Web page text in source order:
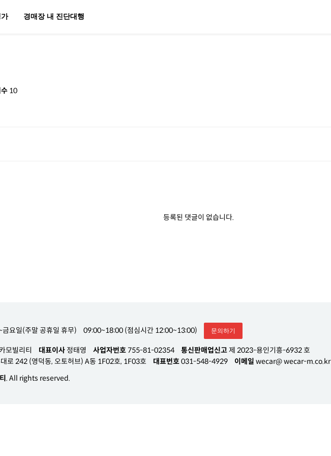
가 경매장 내 진단대행
10
등록된 댓글이 없습니다.
금요일(주말 공휴일 휴무) 09:00~18:00 (점심시간 12:00~13:00) 문의하기
모빌리티 대표이사 정태영 사업자번호 755-81-02354 통신판매업신고제 2023-용인기흥-6932 호
로 242 (영덕동, 오토허브) A동 1F02호, 1F03호 대표번호031-548-4929 이메일 wecar@ wecar-m.co.kr
. All rights reserved.